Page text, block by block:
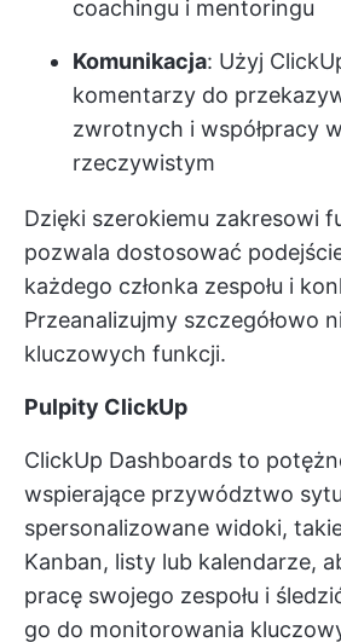
coachingu i mentoringu
Komunikacja: Użyj
komentarzy do
zwrotnych i współpracy
rzeczywistym
Dzięki szerokiemu zakresowi
pozwala dostosować
każdego członka zespołu i
Przeanalizujmy szczegółowo
kluczowych funkcji.
Pulpity ClickUp
ClickUp Dashboards to
wspierające przywództwo
spersonalizowane widoki,
Kanban, listy lub kalendarze,
pracę swojego zespołu i
go do monitorowania